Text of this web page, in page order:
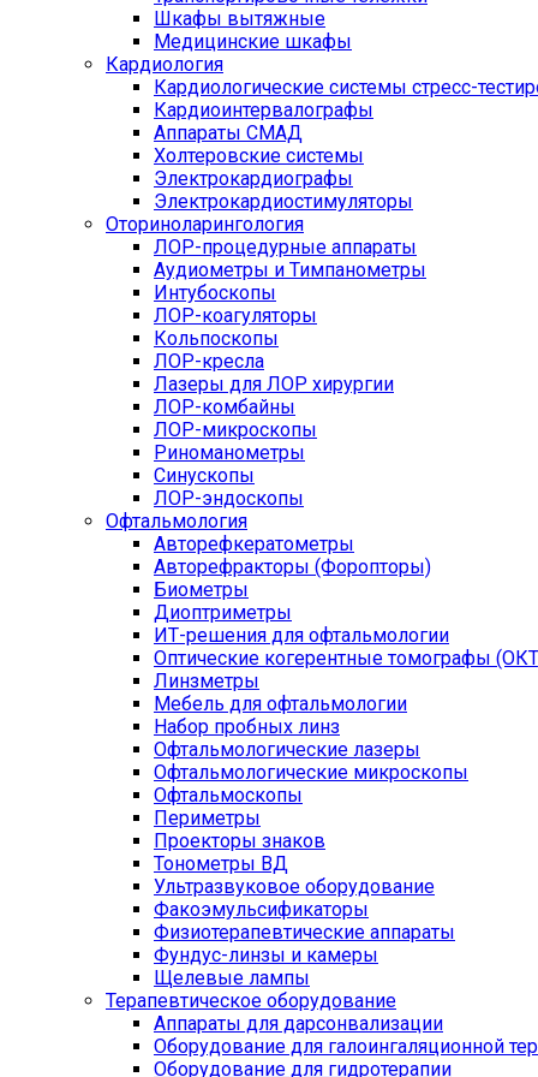
Шкафы вытяжные
Медицинские шкафы
Кардиология
Кардиологические системы стресс-
Кардиоинтервалографы
Аппараты СМАД
Холтеровские системы
Электрокардиографы
Электрокардиостимуляторы
Оториноларингология
ЛОР-процедурные аппараты
Аудиометры и Тимпанометры
Интубоскопы
ЛОР-коагуляторы
Кольпоскопы
ЛОР-кресла
Лазеры для ЛОР хирургии
ЛОР-комбайны
ЛОР-микроскопы
Риноманометры
Синускопы
ЛОР-эндоскопы
Офтальмология
Авторефкератометры
Авторефракторы (Форопторы)
Биометры
Диоптриметры
ИТ-решения для офтальмологии
Оптические когерентные томографы
Линзметры
Мебель для офтальмологии
Набор пробных линз
Офтальмологические лазеры
Офтальмологические микроскопы
Офтальмоскопы
Периметры
Проекторы знаков
Тонометры ВД
Ультразвуковое оборудование
Факоэмульсификаторы
Физиотерапевтические аппараты
Фундус-линзы и камеры
Щелевые лампы
Терапевтическое оборудование
Аппараты для дарсонвализации
Оборудование для галоингаляционной
Оборудование для гидротерапии